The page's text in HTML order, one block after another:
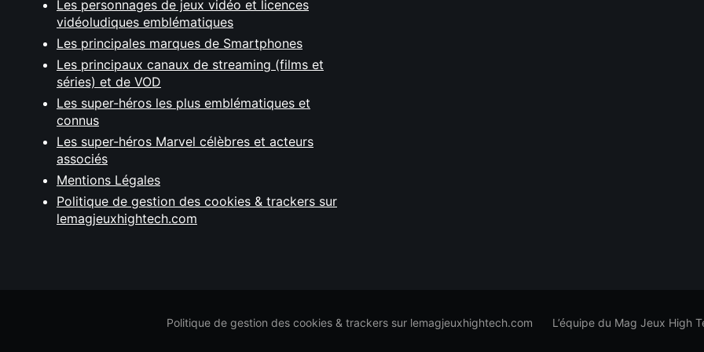
Les personnages de jeux vidéo et licences
vidéoludiques emblématiques
Les principales marques de Smartphones
Les principaux canaux de streaming (films et
séries) et de VOD
Les super-héros les plus emblématiques et
connus
Les super-héros Marvel célèbres et acteurs
associés
Mentions Légales
Politique de gestion des cookies & trackers sur
lemagjeuxhightech.com
Politique de gestion des cookies & trackers sur lemagjeuxhightech.com L’équipe du Mag Jeux High